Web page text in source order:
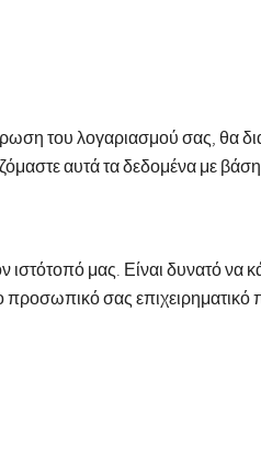
του λογαριασμού σας, θα
αυτά τα δεδομένα με
μας. Είναι δυνατό να
σας επιχειρηματικό